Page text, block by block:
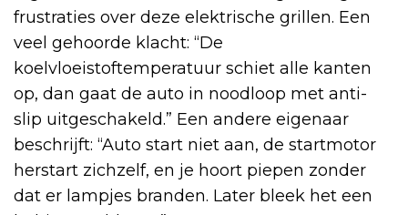
frustraties over deze elektrische grillen. Een
veel gehoorde klacht: “De
koelvloeistoftemperatuur schiet alle kanten
op, dan gaat de auto in noodloop met anti-
slip uitgeschakeld.” Een andere eigenaar
beschrijft: “Auto start niet aan, de startmotor
herstart zichzelf, en je hoort piepen zonder
dat er lampjes branden. Later bleek het een